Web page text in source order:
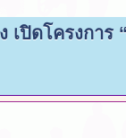
เปิดโครงกา